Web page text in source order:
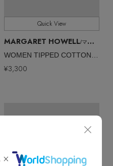
Quick View
MARGARET HOWELL/マーガレット・ハウエル
WOMEN TIPPED COTTON RIB SOCKS
¥3,300